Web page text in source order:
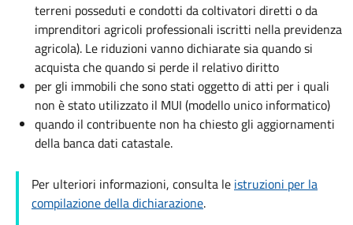
terreni posseduti e condotti da coltivatori diretti o da
imprenditori agricoli professionali iscritti nella previdenza
agricola). Le riduzioni vanno dichiarate sia quando si
acquista che quando si perde il relativo diritto
per gli immobili che sono stati oggetto di atti per i quali
non è stato utilizzato il MUI (modello unico informatico)
quando il contribuente non ha chiesto gli aggiornamenti
della banca dati catastale.
Per ulteriori informazioni, consulta le istruzioni per la
compilazione della dichiarazione.